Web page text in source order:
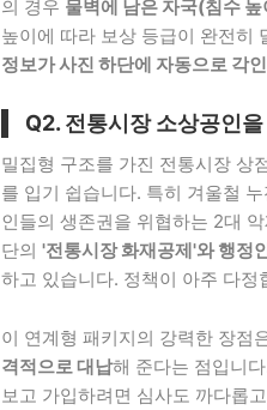
의 경우 물벽에 남은 자국(침수
높이에 따라 보상 등급이 완전히
정보가 사진 하단에 자동으로 각인
Q2. 전통시장 소상공인
밀집형 구조를 가진 전통시장 상
를 입기 쉽습니다. 특히 겨울철
인들의 생존권을 위협하는 2대
단의 '전통시장 화재공제'와 행정
하고 있습니다. 정책이 아주 다정
이 연계형 패키지의 강력한 장점
격적으로 대납해 준다는 점입니
보고 가입하려면 심사도 까다롭